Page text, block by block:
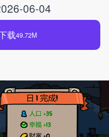
06-04
载49.72M